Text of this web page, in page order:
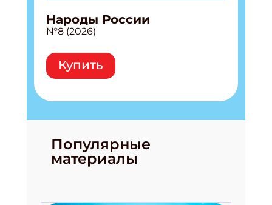
Народы России
№8 (2026)
Купить
Популярные
материалы